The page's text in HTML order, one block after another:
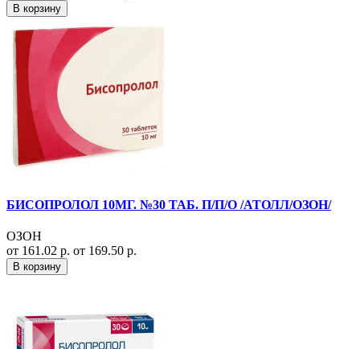
В корзину
БИСОПРОЛОЛ 10МГ. №30 ТАБ. П/П/О /АТОЛЛ/ОЗОН/
ОЗОН
от 161.02 р. от 169.50 р.
В корзину